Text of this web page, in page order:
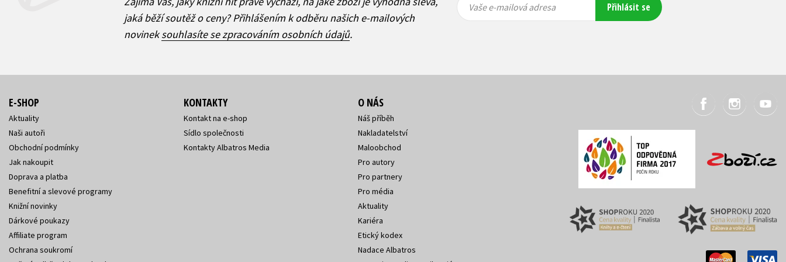
jaká běží soutěž o ceny? Přihlášením k odběru našich e-mailových
novineksouhlasíte se zpracováním osobních údajů.
mailová
mailová
Vaše e-mailová adresa Přihlásit se
E-SHOP
Aktuality
Naši autoři
Obchodní podmínky
Jak nakoupit
Doprava a platba
Benefitní a slevové programy
Knižní novinky
Dárkové poukazy
Affiliate program
Ochrana soukromí
KONTAKTY
Kontakt na e-shop
Sídlo společnosti
Kontakty Albatros Media
O NÁS
Náš příběh
Nakladatelství
Maloobchod
Pro autory
Pro partnery
Pro média
Aktuality
Kariéra
Etický kodex
Nadace Albatros